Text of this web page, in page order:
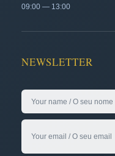
09:00 — 13:00
NEWSLETTER